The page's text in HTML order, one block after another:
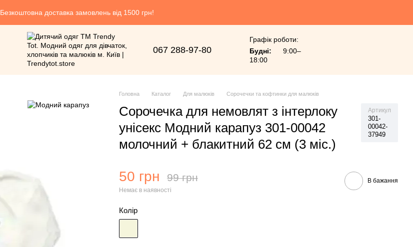
Безкоштовна доставка замовлень від 1500 грн!
067 288-97-80
Графік роботи:
Будні:
9:00–
18:00
Головна Каталог Для малюків Сорочечки та кофтинки для малюків
Сорочечка для немовлят з інтерлоку
унісекс Модний карапуз 301-00042
молочний + блакитний 62 см (3 мiс.)
Артикул
301-
00042-
37949
50 грн 99 грн
Немає в наявності
В бажання
Колір